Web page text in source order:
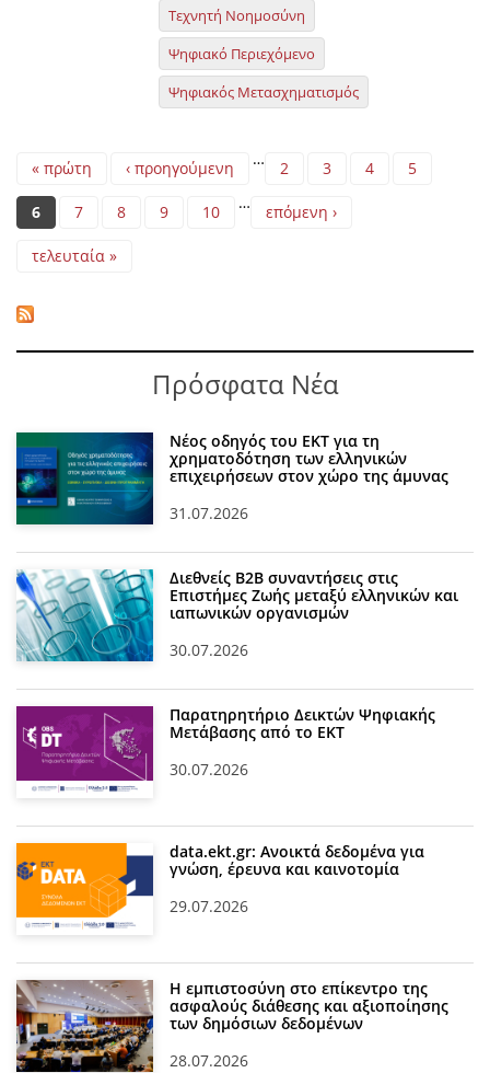
Τεχνητή Νοημοσύνη
Ψηφιακό Περιεχόμενο
Ψηφιακός Μετασχηματισμός
Pages
« πρώτη ‹ προηγούμενη … 2 3 4 5
6 7 8 9 10 … επόμενη ›
τελευταία »
Πρόσφατα Νέα
Νέος οδηγός του ΕΚΤ για τη
χρηματοδότηση των ελληνικών
επιχειρήσεων στον χώρο της άμυνας
31.07.2026
Διεθνείς Β2Β συναντήσεις στις
Επιστήμες Ζωής μεταξύ ελληνικών και
ιαπωνικών οργανισμών
30.07.2026
Παρατηρητήριο Δεικτών Ψηφιακής
Μετάβασης από το ΕΚΤ
30.07.2026
data.ekt.gr: Ανοικτά δεδομένα για
γνώση, έρευνα και καινοτομία
29.07.2026
Η εμπιστοσύνη στο επίκεντρο της
ασφαλούς διάθεσης και αξιοποίησης
των δημόσιων δεδομένων
28.07.2026